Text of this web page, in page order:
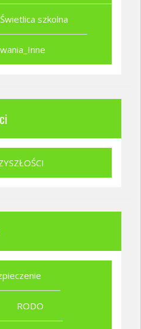
Świetlica szkolna
RODO